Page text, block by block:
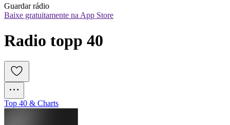
Guardar rádio
Baixe gratuitamente na App Store
Radio topp 40
Top 40 & Charts